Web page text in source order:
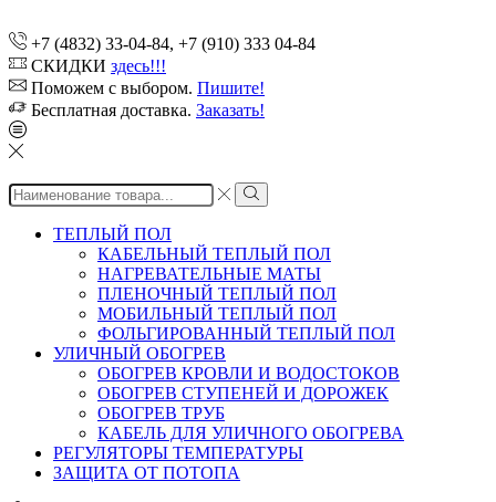
+7 (4832) 33-04-84, +7 (910) 333 04-84
СКИДКИ здесь!!!
Поможем с выбором. Пишите!
Бесплатная доставка. Заказать!
Search
input
ТЕПЛЫЙ ПОЛ
КАБЕЛЬНЫЙ ТЕПЛЫЙ ПОЛ
НАГРЕВАТЕЛЬНЫЕ МАТЫ
ПЛЕНОЧНЫЙ ТЕПЛЫЙ ПОЛ
МОБИЛЬНЫЙ ТЕПЛЫЙ ПОЛ
ФОЛЬГИРОВАННЫЙ ТЕПЛЫЙ ПОЛ
УЛИЧНЫЙ ОБОГРЕВ
ОБОГРЕВ КРОВЛИ И ВОДОСТОКОВ
ОБОГРЕВ СТУПЕНЕЙ И ДОРОЖЕК
ОБОГРЕВ ТРУБ
КАБЕЛЬ ДЛЯ УЛИЧНОГО ОБОГРЕВА
РЕГУЛЯТОРЫ ТЕМПЕРАТУРЫ
ЗАЩИТА ОТ ПОТОПА